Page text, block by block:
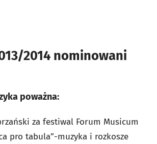
2014 nominowani
poważna:
za festiwal Forum Musicum
pro tabula”-muzyka i rozkosze